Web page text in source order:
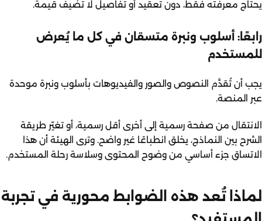
يحتاج معرفته فقط، دون تعقيد أو تفاصيل لا تضيف قيمة.
رابعًا: أسلوب ونبرة متسقان في كل ما يُعرض
للمستخدم
يجب أن تُقدَّم النصوص والصور والفيديوهات بأسلوب ونبرة موحدة
عبر المنصة.
الانتقال من صفحة رسمية إلى أخرى أقل رسمية، أو تغيّر طريقة
الشرح بين النماذج، يخلق انطباعًا غير واضح. وترى الهيئة أن هذا
الاتساق جزء أساسي من وضوح المحتوى وسلاسة رحلة المستخدم.
لماذا تُعد هذه الضوابط محورية في تجربة